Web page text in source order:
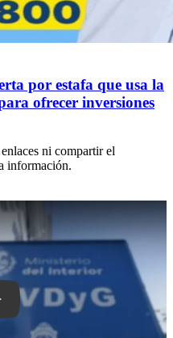
por estafa que usa la
ofrecer inversiones
ni compartir el
información.
Fiscal dice que aumentaron